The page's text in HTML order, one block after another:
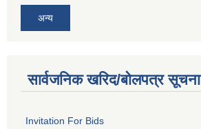
अन्य
सार्वजनिक खरिद/बोलपत्र सूचना
Invitation For Bids